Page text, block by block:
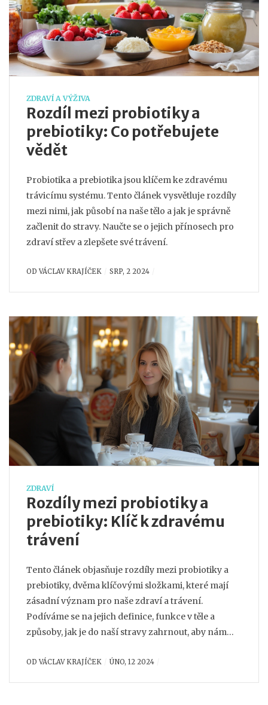
ZDRAVÍ A VÝŽIVA
Rozdíl mezi probiotiky a
prebiotiky: Co potřebujete
vědět
Probiotika a prebiotika jsou klíčem ke zdravému
trávicímu systému. Tento článek vysvětluje rozdíly
mezi nimi, jak působí na naše tělo a jak je správně
začlenit do stravy. Naučte se o jejich přínosech pro
zdraví střev a zlepšete své trávení.
ODVÁCLAV KRAJÍČEK SRP, 2 2024
ZDRAVÍ
Rozdíly mezi probiotiky a
prebiotiky: Klíč k zdravému
trávení
Tento článek objasňuje rozdíly mezi probiotiky a
prebiotiky, dvěma klíčovými složkami, které mají
zásadní význam pro naše zdraví a trávení.
Podíváme se na jejich definice, funkce v těle a
způsoby, jak je do naší stravy zahrnout, aby nám
Získáte ucelený pohled na to, jak tyto dva typy látek
ODVÁCLAV KRAJÍČEK ÚNO, 12 2024